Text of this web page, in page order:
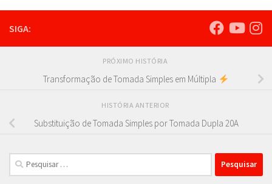
SIGA:
PRÓXIMO HISTÓRIA
Transformação de Tomada Simples em Múltipla
HISTÓRIA ANTERIOR
Substituição de Tomada Simples por Tomada Dupla 20A
Pesquisar
por: